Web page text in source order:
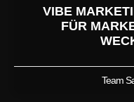
VIBE
FÜR
Team